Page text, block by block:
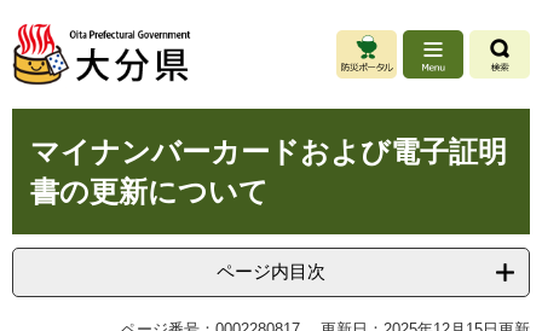
ジ
先
ュ
を
本
へ
マイナンバーカードおよび電子証明
書の更新について
ページ内目次